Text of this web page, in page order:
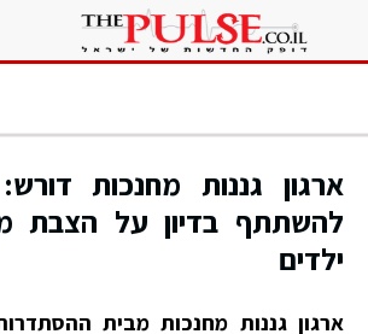
ארגון גננות מחנכות
להשתתף בדיון על הצבת
ילדים
ארגון גננות מחנכות מבית